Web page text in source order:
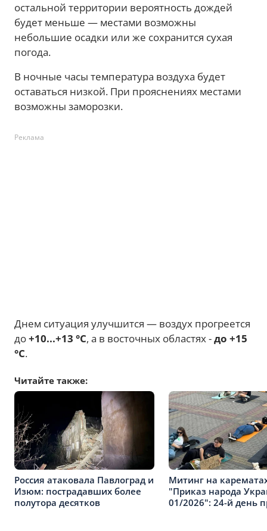
остальной территории вероятность дождей
будет меньше — местами возможны
небольшие осадки или же сохранится сухая
погода.
В ночные часы температура воздуха будет
оставаться низкой. При прояснениях местами
возможны заморозки.
Реклама
Днем ситуация улучшится — воздух прогреется
до+10...+13 °C, а в восточных областях -до +15
°C.
Читайте также:
Россия атаковала Павлоград и
Изюм: пострадавших более
полутора десятков
Митинг на
"Приказ народа
01/2026": 24-й день